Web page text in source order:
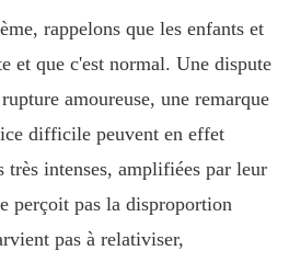
rappelons que les enfants et
et que c'est normal. Une dispute
amoureuse, une remarque
difficile peuvent en effet
très intenses, amplifiées par leur
perçoit pas la disproportion
pas à relativiser,